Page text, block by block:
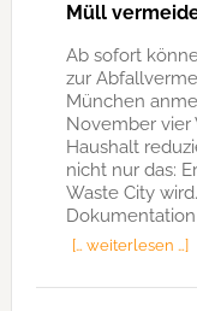
Müll
Ab sofort
zur
München
November vier
Haushalt
nicht nur das:
Waste City
[… weiterlesen …]